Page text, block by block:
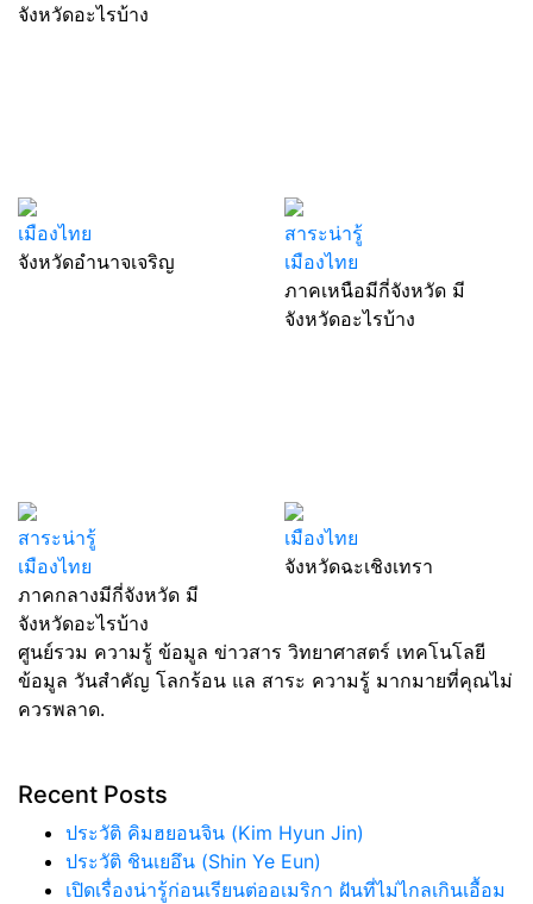
จังหวัดอะไรบ้าง
เมืองไทย
จังหวัดอำนาจเจริญ
สาระน่ารู้
เมืองไทย
ภาคเหนือมีกี่จังหวัด มี
จังหวัดอะไรบ้าง
สาระน่ารู้
เมืองไทย
ภาคกลางมีกี่จังหวัด มี
จังหวัดอะไรบ้าง
เมืองไทย
จังหวัดฉะเชิงเทรา
ศูนย์รวม ความรู้ ข้อมูล ข่าวสาร วิทยาศาสตร์ เทคโนโลยี
ข้อมูล วันสำคัญ โลกร้อน แล สาระ ความรู้ มากมายที่คุณไม่
ควรพลาด.
Recent Posts
ประวัติ คิมฮยอนจิน (Kim Hyun Jin)
ประวัติ ชินเยอึน (Shin Ye Eun)
เปิดเรื่องน่ารู้ก่อนเรียนต่ออเมริกา ฝันที่ไม่ไกลเกินเอื้อม